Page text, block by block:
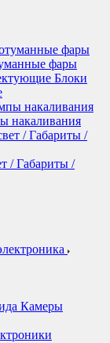
фары
Блоки
накаливания
/ Габариты /
Камеры